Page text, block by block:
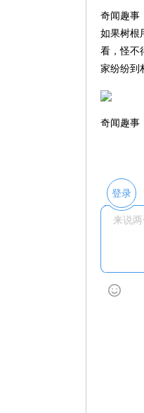
奇闻趣事
如果树根
看，怪不
家纷纷到
奇闻趣事
登录